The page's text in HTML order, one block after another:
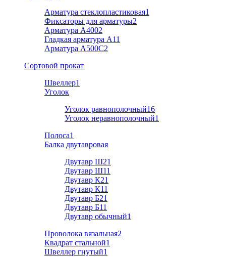
Арматура стеклопластиковая1
Фиксаторы для арматуры2
Арматура А4002
Гладкая арматура А11
Арматура A500C2
Cортовой прокат
Швеллер1
Уголок
Уголок равнополочный16
Уголок неравнополочный1
Полоса1
Балка двутавровая
Двутавр Ш21
Двутавр Ш11
Двутавр К21
Двутавр К11
Двутавр Б21
Двутавр Б11
Двутавр обычный1
Проволока вязальная2
Квадрат стальной1
Швеллер гнутый1